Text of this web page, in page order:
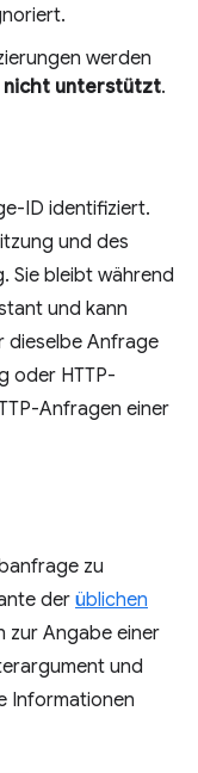
werden
nicht unterstützt.
ID identifiziert.
und des
Sie bleibt während
und kann
dieselbe Anfrage
oder HTTP-
Anfragen einer
zu
der üblichen
zur Angabe einer
und
Informationen